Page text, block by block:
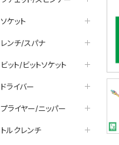
ソケット
レンチ/スパナ
ビット/ビットソケット
ドライバー
プライヤー/ニッパー
トルクレンチ